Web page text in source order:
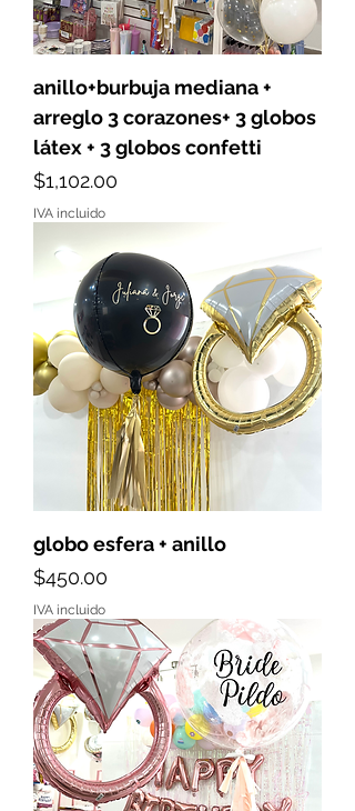
anillo+burbuja mediana +
arreglo 3 corazones+ 3 globos
látex + 3 globos confetti
Precio
$1,102.00
IVA incluido
globo esfera + anillo
Precio
$450.00
IVA incluido